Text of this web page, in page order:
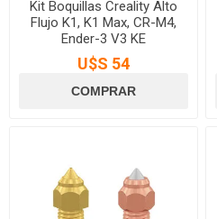
Kit Boquillas Creality Alto
Flujo K1, K1 Max, CR-M4,
Ender-3 V3 KE
U$S 54